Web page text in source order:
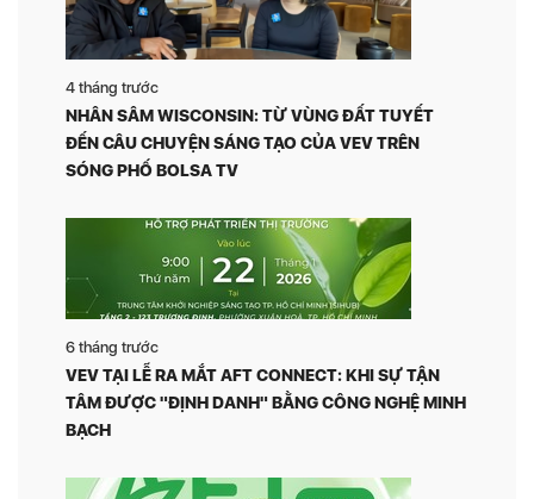
4 tháng trước
NHÂN SÂM WISCONSIN: TỪ VÙNG ĐẤT TUYẾT
ĐẾN CÂU CHUYỆN SÁNG TẠO CỦA VEV TRÊN
SÓNG PHỐ BOLSA TV
6 tháng trước
VEV TẠI LỄ RA MẮT AFT CONNECT: KHI SỰ TẬN
TÂM ĐƯỢC "ĐỊNH DANH" BẰNG CÔNG NGHỆ MINH
BẠCH